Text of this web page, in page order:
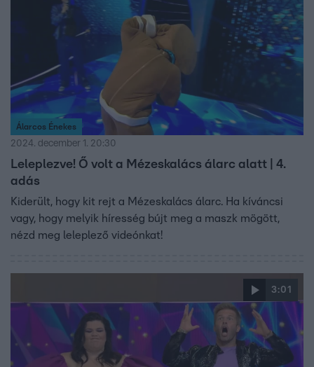
Álarcos Énekes
2024. december 1. 20:30
Leleplezve! Ő volt a Mézeskalács álarc alatt | 4.
adás
Kiderült, hogy kit rejt a Mézeskalács álarc. Ha kíváncsi
vagy, hogy melyik híresség bújt meg a maszk mögött,
nézd meg leleplező videónkat!
3:01